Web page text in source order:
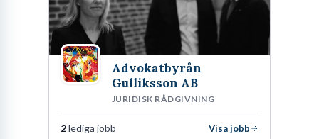
Advokatbyrån
Gulliksson AB
JURIDISK RÅDGIVNING
2lediga jobb
Visa jobb